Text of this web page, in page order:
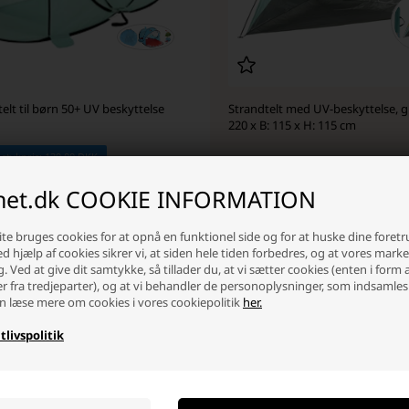
COOKIE INFORMATION
bruges cookies for at opnå en funktionel side og for at huske dine
hjælp af cookies sikrer vi, at siden hele tiden forbedres, og at vores
Ved at give dit samtykke, så tillader du, at vi sætter cookies (enten i form
fra tredjeparter), og at vi behandler de personoplysninger, som
læse mere om cookies i vores cookiepolitik her.
til børn 50+ UV beskyttelse
139,00 DKK
-Vi sender din pakke imorgen
+
Strandtelt med UV-beskyttelse,
220 x B: 115 x H: 115 cm
På lager- Vi sender din pakke
- +
bedste UV strandtelte til